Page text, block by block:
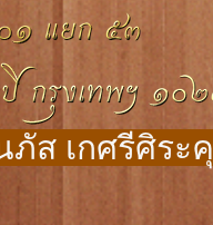
ภัส เกศรีศิระ